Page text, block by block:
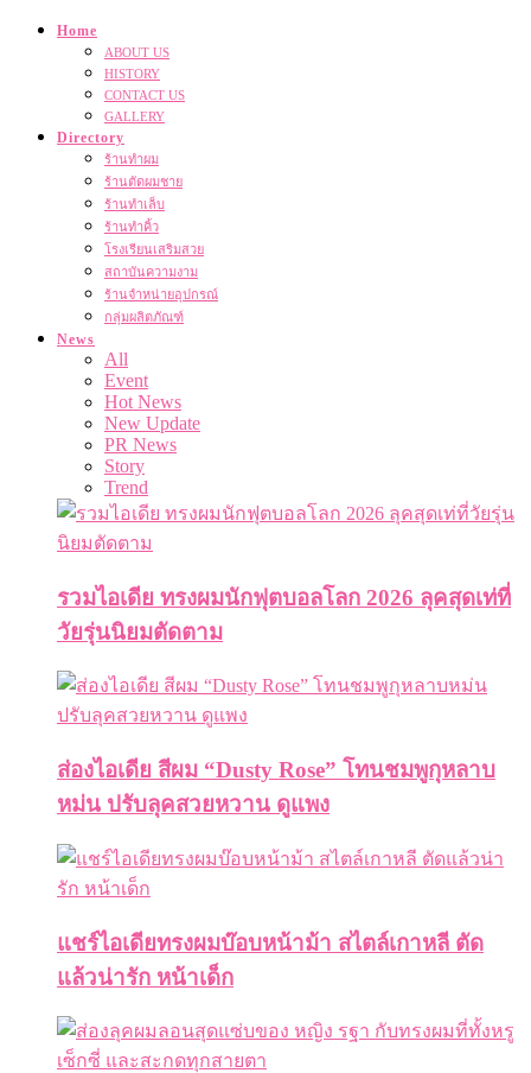
Home
ABOUT US
HISTORY
CONTACT US
GALLERY
Directory
ร้านทำผม
ร้านตัดผมชาย
ร้านทำเล็บ
ร้านทำคิ้ว
โรงเรียนเสริมสวย
สถาบันความงาม
ร้านจำหน่ายอุปกรณ์
กลุ่มผลิตภัณฑ์
News
All
Event
Hot News
New Update
PR News
Story
Trend
รวมไอเดีย ทรงผมนักฟุตบอลโลก 2026 ลุคสุดเท่ที่
วัยรุ่นนิยมตัดตาม
ส่องไอเดีย สีผม “Dusty Rose” โทนชมพูกุหลาบ
หม่น ปรับลุคสวยหวาน ดูแพง
แชร์ไอเดียทรงผมบ๊อบหน้าม้า สไตล์เกาหลี ตัด
แล้วน่ารัก หน้าเด็ก